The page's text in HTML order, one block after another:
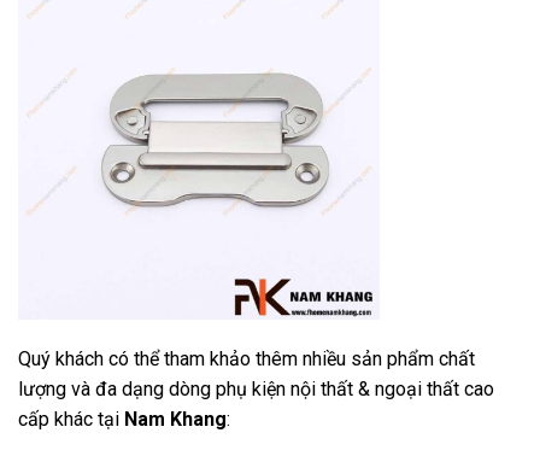
Quý khách có thể tham khảo thêm nhiều sản phẩm chất
lượng và đa dạng dòng phụ kiện nội thất & ngoại thất cao
cấp khác tại Nam Khang: